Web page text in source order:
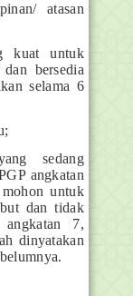
atasan
kuat untuk
bersedia
selama 6
sedang
angkatan
untuk
dan tidak
7,
dinyatakan